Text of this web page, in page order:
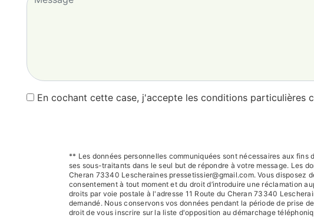
En cochant cette case, j'accepte les conditions particulières
** Les données personnelles communiquées sont nécessaires aux
ses sous-traitants dans le seul but de répondre à votre message. Les
Cheran 73340 Lescheraines pressetissier@gmail.com. Vous disposez
consentement à tout moment et du droit d’introduire une réclamation
droits par voie postale à l'adresse 11 Route du Cheran 73340
demandé. Nous conservons vos données pendant la période de prise
droit de vous inscrire sur la liste d'opposition au démarchage